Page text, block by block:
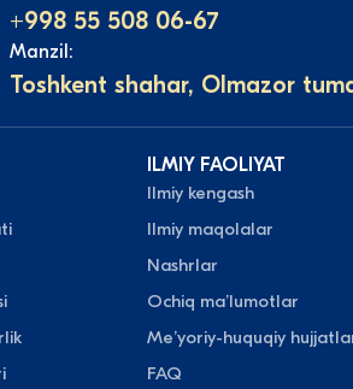
+998 55 508 06-67
Manzil:
Toshkent shahar, Olmazor
ILMIY FAOLIYAT
Ilmiy kengash
Ilmiy maqolalar
Nashrlar
Ochiq maʼlumotlar
Meʼyoriy-huquqiy
FAQ